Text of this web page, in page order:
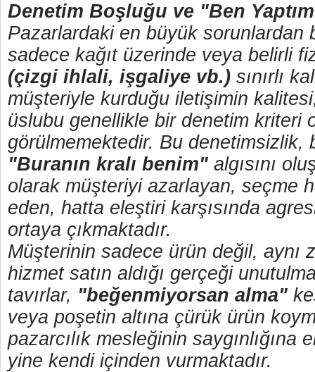
Denetim Boşluğu ve "Ben
Pazarlardaki en büyük sorunlardan
sadece kağıt üzerinde veya belirli
(çizgi ihlali, işgaliye vb.) sınırlı
müşteriyle kurduğu iletişimin
üslubu genellikle bir denetim kriteri
görülmemektedir. Bu denetimsizlik,
"Buranın kralı benim" algısını
olarak müşteriyi azarlayan, seçme
eden, hatta eleştiri karşısında
ortaya çıkmaktadır.
Müşterinin sadece ürün değil, aynı
hizmet satın aldığı gerçeği
tavırlar, "beğenmiyorsan alma"
veya poşetin altına çürük ürün
pazarcılık mesleğinin saygınlığına
yine kendi içinden vurmaktadır.